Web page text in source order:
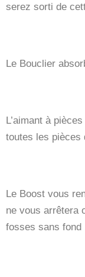
serez sorti de
Le Bouclier
L’aimant à
toutes les pièces
Le Boost vous
ne vous arrêtera
fosses sans fond